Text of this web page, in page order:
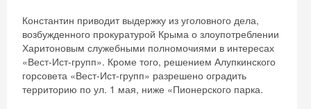
Константин приводит выдержку из уголовного дела,
возбужденного прокуратурой Крыма о злоупотреблении
Харитоновым служебными полномочиями в интересах
«Вест-Ист-групп». Кроме того, решением Алупкинского
горсовета «Вест-Ист-групп» разрешено оградить
территорию по ул. 1 мая, ниже «Пионерского парка.